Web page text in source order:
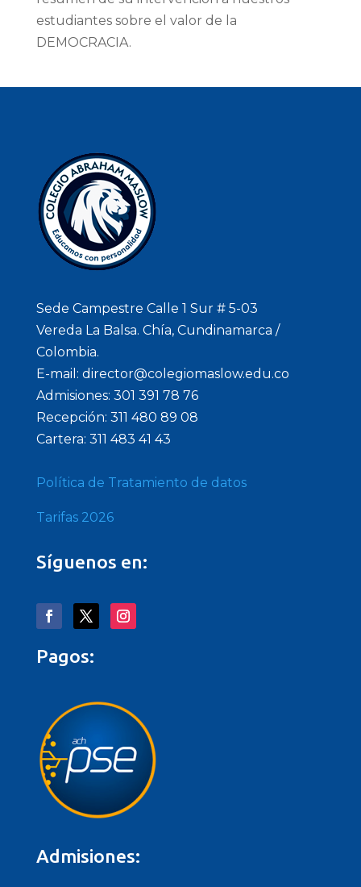
estudiantes sobre el valor de la
DEMOCRACIA.
Sede Campestre Calle 1 Sur # 5-03
Vereda La Balsa. Chía, Cundinamarca /
Colombia.
E-mail: director@colegiomaslow.edu.co
Admisiones: 301 391 78 76
Recepción: 311 480 89 08
Cartera: 311 483 41 43
Política de Tratamiento de datos
Tarifas 2026
Síguenos en:
Pagos:
Admisiones: